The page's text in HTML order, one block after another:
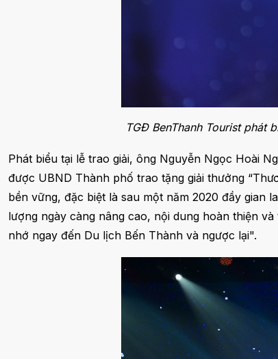
TGĐ BenThanh Tourist phát
Phát biểu tại lễ trao giải, ông Nguyễn Ngọc Hoài
được UBND Thành phố trao tặng giải thưởng
bền vững, đặc biệt là sau một năm 2020 đầy gian
lượng ngày càng nâng cao, nội dung hoàn thiện
nhớ ngay đến Du lịch Bến Thành và ngược lại".